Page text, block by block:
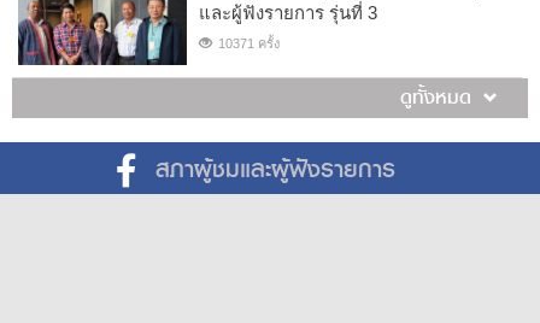
และผู้ฟังรายการ รุ่นที่ 3
10371 ครั้ง
ดูทั้งหมด
สภาผู้ชมและผู้ฟังรายการ